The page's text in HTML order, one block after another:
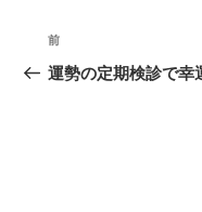
投
稿
前
の
前
運勢の定期検診で幸